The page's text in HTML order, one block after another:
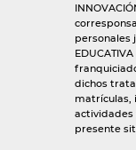
personales
dichos
matrículas,
actividades
presente